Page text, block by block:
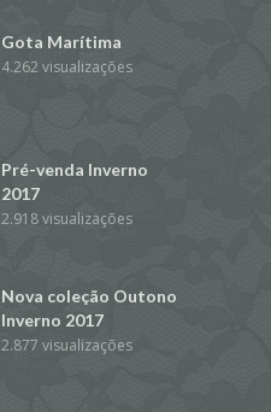
Gota Marítima
4.262 visualizações
Pré-venda Inverno
2017
2.918 visualizações
Nova coleção Outono
Inverno 2017
2.877 visualizações